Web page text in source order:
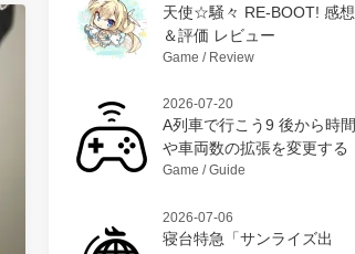
天使☆騒々 RE-BOOT! 感想
＆評価 レビュー
Game / Review
2026-07-20
A列車で行こう9 後から時間
や車両数の拡張を変更する
Game / Guide
2026-07-06
寝台特急「サンライズ出